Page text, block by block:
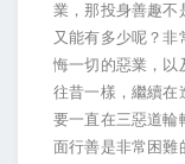
業，那投身善趣不
又能有多少呢？非
悔一切的惡業，以
往昔一樣，繼續在
要一直在三惡道輪
面行善是非常困難